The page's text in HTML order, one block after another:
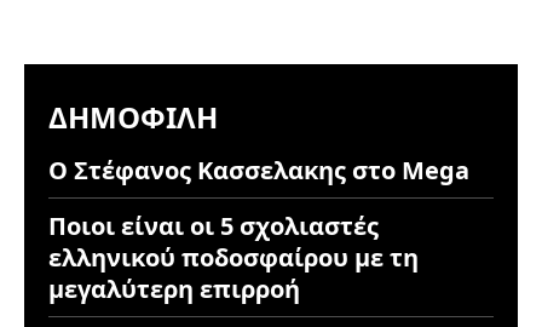
ΔΗΜΟΦΙΛΉ
Ο Στέφανος Κασσελακης στο Mega
Ποιοι είναι οι 5 σχολιαστές
ελληνικού ποδοσφαίρου με τη
μεγαλύτερη επιρροή